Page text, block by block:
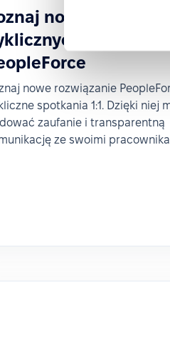
nową funkcję
spotkań 1:1
nowe rozwiązanie
spotkania 1:1. Dzięki niej
zaufanie i transparentną
ze swoimi